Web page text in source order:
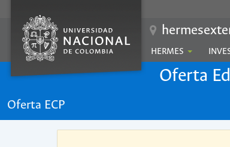
HERMES
Oferta
Oferta ECP